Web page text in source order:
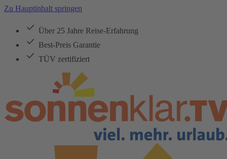
Zu Hauptinhalt springen
Über 25 Jahre Reise-Erfahrung
Best-Preis Garantie
TÜV zertifiziert